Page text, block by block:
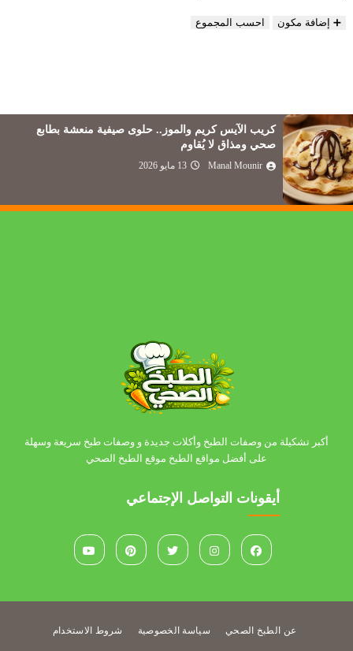
➕ إضافة مكون احسب المجموع
طريقة عمل مربى الفراولة في البيت زي الجاهزة
بالظبط.. لون أحمر وقوام تقيل ...
Manal Mounir 13 مايو 2026
أكبر تشكيلة من وصفات الطبخ وأكلات جديدة و وصفات طبخ سريعة وسهلة
على أفضل مواقع الطبخ موقع الطبخ الصحي
أيقونات التواصل الإجتماعي
عن الطبخ الصحي سياسة الخصوصية شروط الاستخدام